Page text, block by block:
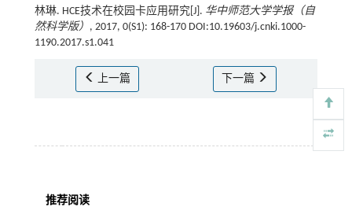
林琳. HCE技术在校园卡应用研究[J]. 华中师范大学学报（自
然科学版） , 2017, 0(S1): 168-170 DOI:10.19603/j.cnki.1000-
1190.2017.s1.041
上一篇 下一篇